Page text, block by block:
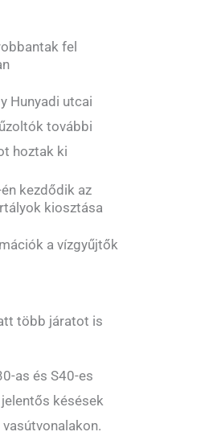
fel
Hunyadi utcai
további
hoztak ki
kezdődik az
kiosztása
a vízgyűjtők
több járatot is
as és S40-es
késések